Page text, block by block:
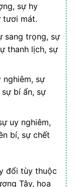
sự hy
tươi mát.
sang trọng, sự
thanh lịch, sự
nghiêm, sự
bí ẩn, sự
uy nghiêm,
bí, sự chết
đổi tùy thuộc
Tây, hoa